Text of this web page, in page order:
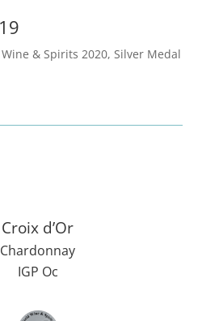
& Spirits 2020, Silver Medal
Croix d’Or
Chardonnay
IGP Oc